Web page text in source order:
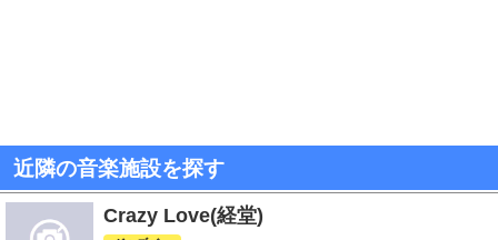
近隣の音楽施設を探す
Crazy Love(経堂)